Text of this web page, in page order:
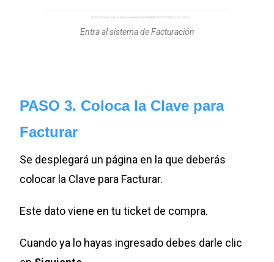
Entra al sistema de Facturación
PASO 3. Coloca la Clave para
Facturar
Se desplegará un página en la que deberás
colocar la Clave para Facturar.
Este dato viene en tu ticket de compra.
Cuando ya lo hayas ingresado debes darle clic